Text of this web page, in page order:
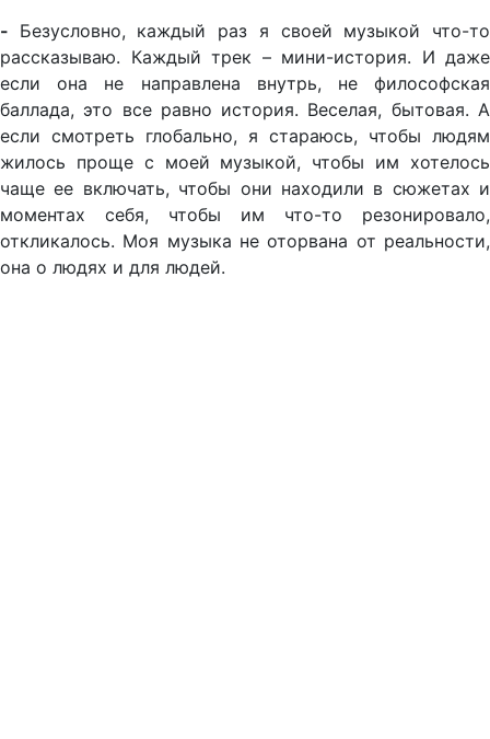
- Безусловно, каждый раз я своей музыкой что-то
рассказываю. Каждый трек – мини-история. И даже
если она не направлена внутрь, не философская
баллада, это все равно история. Веселая, бытовая. А
если смотреть глобально, я стараюсь, чтобы людям
жилось проще с моей музыкой, чтобы им хотелось
чаще ее включать, чтобы они находили в сюжетах и
моментах себя, чтобы им что-то резонировало,
откликалось. Моя музыка не оторвана от реальности,
она о людях и для людей.